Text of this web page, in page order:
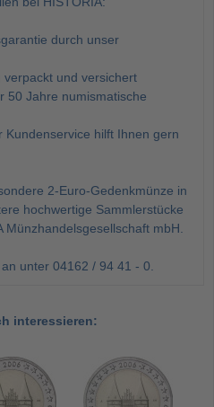
durch unser
verpackt und versichert
50 Jahre numismatische
Kundenservice hilft Ihnen gern
2-Euro-Gedenkmünze in
hochwertige Sammlerstücke
mbH.
unter 04162 / 94 41 - 0.
interessieren: